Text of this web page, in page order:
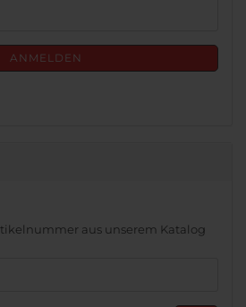
ANMELDEN
aus unserem Katalog